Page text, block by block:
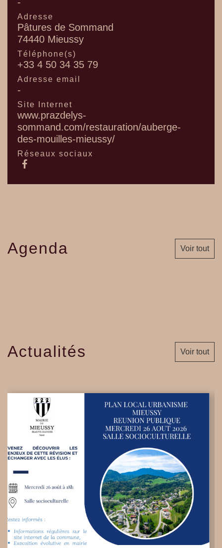
Adresse
Pâtures de Sommand
74440 Mieussy
Téléphone(s)
+33 4 50 34 35 79
Adresse email
-
Site Internet
www.prazdelys-
sommand.com/restauration/auberge-
des-mouilles-mieussy/
Réseaux sociaux
Agenda Voir tout
Actualités Voir tout